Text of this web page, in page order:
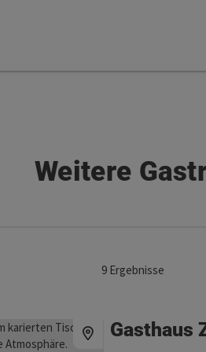
Weitere
9 Ergebnisse
Gasthaus